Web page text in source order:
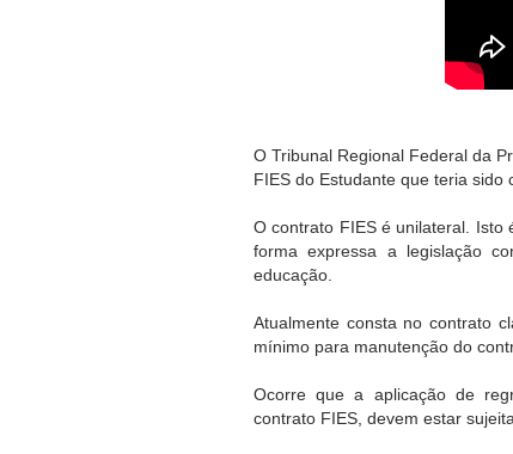
O Tribunal Regional Federal da
FIES do Estudante que teria sido
O contrato FIES é unilateral. Isto
forma expressa a legislação
educação.
Atualmente consta no contrato
mínimo para manutenção do
Ocorre que a aplicação de
contrato FIES, devem estar